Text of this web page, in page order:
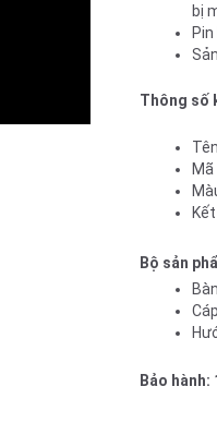
bị
Thông số
Bộ sản
Bảo hành: